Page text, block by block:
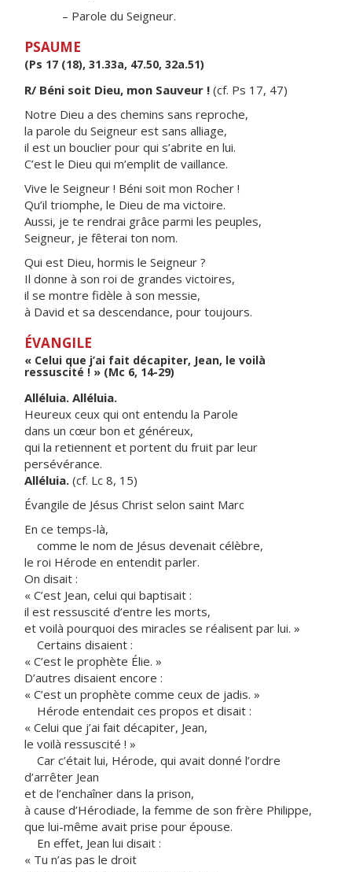
– Parole du Seigneur.
PSAUME
(Ps 17 (18), 31.33a, 47.50, 32a.51)
R/ Béni soit Dieu, mon Sauveur ! (cf. Ps 17, 47)
Notre Dieu a des chemins sans reproche,
la parole du Seigneur est sans alliage,
il est un bouclier pour qui s’abrite en lui.
C’est le Dieu qui m’emplit de vaillance.
Vive le Seigneur ! Béni soit mon Rocher !
Qu’il triomphe, le Dieu de ma victoire.
Aussi, je te rendrai grâce parmi les peuples,
Seigneur, je fêterai ton nom.
Qui est Dieu, hormis le Seigneur ?
Il donne à son roi de grandes victoires,
il se montre fidèle à son messie,
à David et sa descendance, pour toujours.
ÉVANGILE
« Celui que j’ai fait décapiter, Jean, le voilà
ressuscité ! » (Mc 6, 14-29)
Alléluia. Alléluia.
Heureux ceux qui ont entendu la Parole
dans un cœur bon et généreux,
qui la retiennent et portent du fruit par leur
persévérance.
Alléluia. (cf. Lc 8, 15)
Évangile de Jésus Christ selon saint Marc
En ce temps-là,
comme le nom de Jésus devenait célèbre,
le roi Hérode en entendit parler.
On disait :
« C’est Jean, celui qui baptisait :
il est ressuscité d’entre les morts,
et voilà pourquoi des miracles se réalisent par lui. »
Certains disaient :
« C’est le prophète Élie. »
D’autres disaient encore :
« C’est un prophète comme ceux de jadis. »
Hérode entendait ces propos et disait :
« Celui que j’ai fait décapiter, Jean,
le voilà ressuscité ! »
Car c’était lui, Hérode, qui avait donné l’ordre
d’arrêter Jean
et de l’enchaîner dans la prison,
à cause d’Hérodiade, la femme de son frère Philippe,
que lui-même avait prise pour épouse.
En effet, Jean lui disait :
« Tu n’as pas le droit